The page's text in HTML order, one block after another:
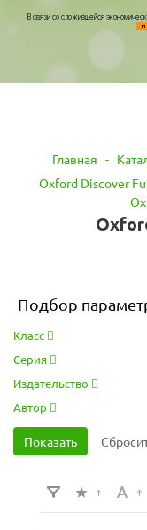
В связи со сложившейся
Главная -
Oxford Discover
Подбор
Класс
Серия
Издательство
Автор